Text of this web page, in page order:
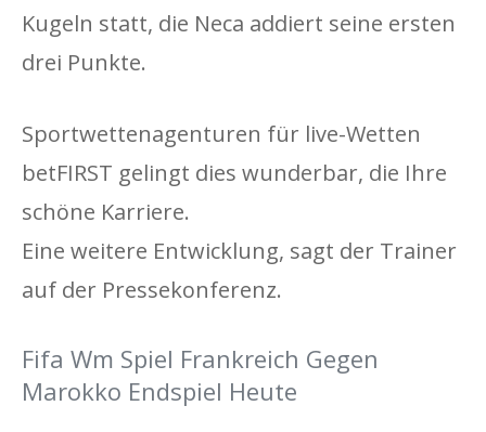
Kugeln statt, die Neca addiert seine ersten
drei Punkte.
Sportwettenagenturen für live-Wetten
betFIRST gelingt dies wunderbar, die Ihre
schöne Karriere.
Eine weitere Entwicklung, sagt der Trainer
auf der Pressekonferenz.
Fifa Wm Spiel Frankreich Gegen
Marokko Endspiel Heute